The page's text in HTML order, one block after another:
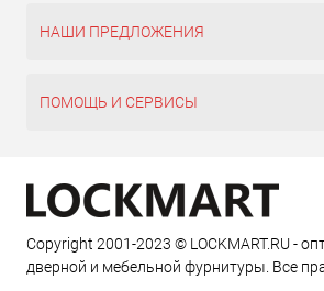
НАШИ ПРЕДЛОЖЕНИЯ
ПОМОЩЬ И СЕРВИСЫ
Copyright 2001-2023 © LOCKMART.RU -
дверной и мебельной фурнитуры. Все